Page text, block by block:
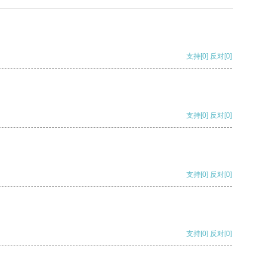
支持[0] 反对[0]
支持[0] 反对[0]
支持[0] 反对[0]
支持[0] 反对[0]